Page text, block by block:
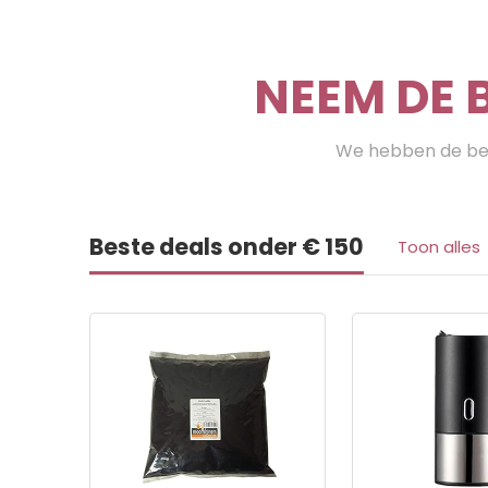
NEEM DE
We hebben de
Beste deals onder € 150 Toon alles